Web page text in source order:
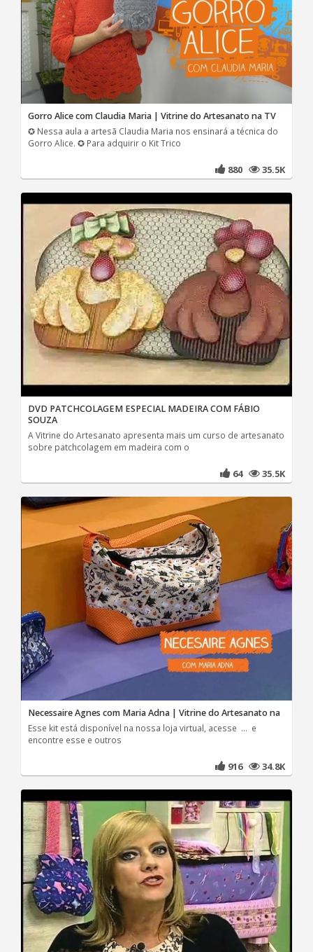
Gorro Alice com Claudia Maria | Vitrine do Artesanato na TV
✪ Nessa aula a artesã Claudia Maria nos ensinará a técnica do
Gorro Alice. ✪ Para adquirir o Kit Trico
880 35.5K
DVD PATCHCOLAGEM ESPECIAL MADEIRA COM FÁBIO
SOUZA
A Vitrine do Artesanato apresenta mais um curso de artesanato
sobre patchcolagem em madeira com o
64 35.5K
Necessaire Agnes com Maria Adna | Vitrine do Artesanato na
Esse kit está disponível na nossa loja virtual, acesse ... e
encontre esse e outros
916 34.8K